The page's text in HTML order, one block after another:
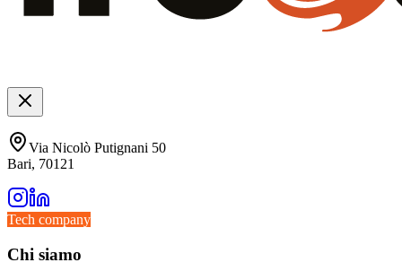
Via Nicolò Putignani 50
Bari, 70121
Tech company
Chi siamo